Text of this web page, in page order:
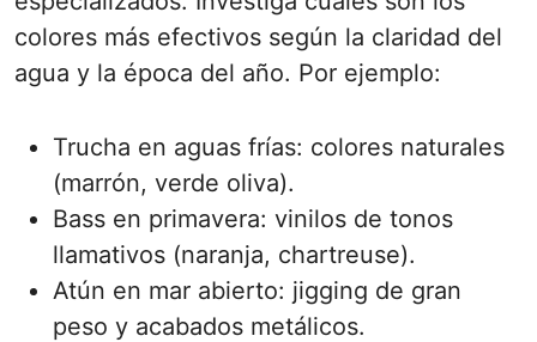
colores más efectivos según la claridad del
agua y la época del año. Por ejemplo:
Trucha en aguas frías: colores naturales
(marrón, verde oliva).
Bass en primavera: vinilos de tonos
llamativos (naranja, chartreuse).
Atún en mar abierto: jigging de gran
peso y acabados metálicos.